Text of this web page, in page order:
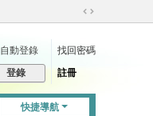
切
到
自動登錄
找回密碼
登錄 註冊
快捷導航